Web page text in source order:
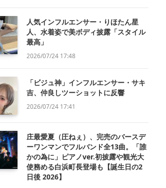
人気インフルエンサー・りほたん星
人、水着姿で美ボディ披露「スタイル
最高」
2026/07/24 17:48
「ビジュ神」インフルエンサー・サキ
吉、仲良しツーショットに反響
2026/07/24 17:41
庄最愛夏（圧ねぇ）、完売のバースデ
ーワンマンでフルバンド全13曲。「誰
かの為に」ピアノver.初披露や観光大
使務める白浜町長登場も【誕生日の2
日後 2026】